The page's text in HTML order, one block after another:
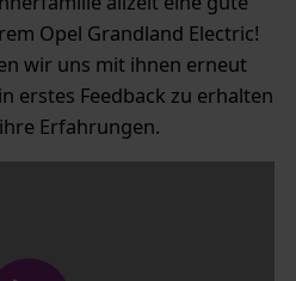
Opel Grandland Electric!
wir uns mit ihnen erneut
erstes Feedback zu erhalten
Erfahrungen.